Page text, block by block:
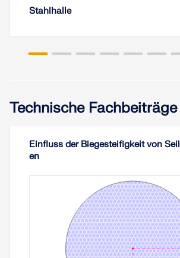
Stahlhalle
Technische Fachbeiträge
Einfluss der Biegesteifigkeit von Seil
en